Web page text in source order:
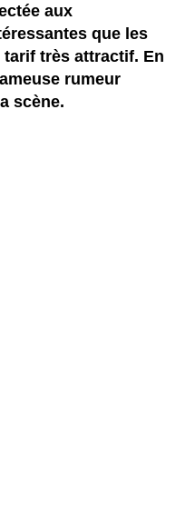
aux
que les
tarif très attractif. En
rumeur
scène.